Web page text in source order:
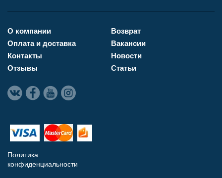
О компании
Оплата и доставка
Контакты
Отзывы
Возврат
Вакансии
Новости
Статьи
Политика
конфиденциальности